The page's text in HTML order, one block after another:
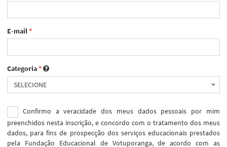
E-mail*
Categoria*
SELECIONE
Confirmo a veracidade dos meus dados pessoais por mim
preenchidos nesta inscrição, e concordo com o tratamento dos meus
dados, para fins de prospecção dos serviços educacionais prestados
pela Fundação Educacional de Votuporanga, de acordo com as